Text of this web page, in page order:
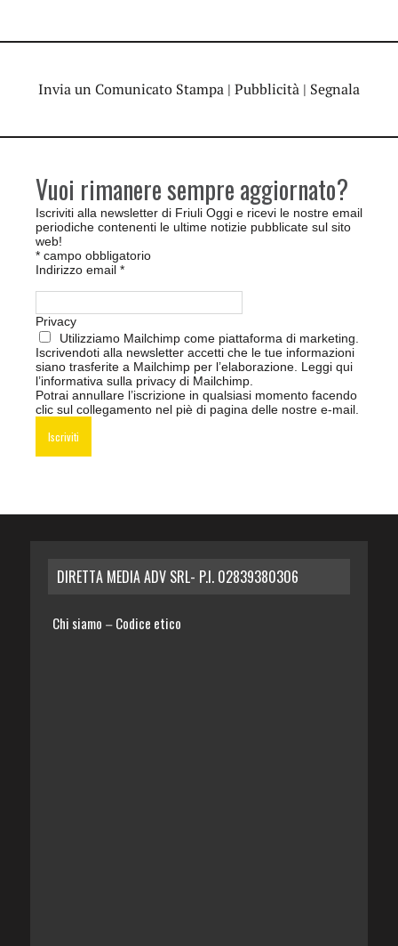
Invia un Comunicato Stampa | Pubblicità | Segnala
Vuoi rimanere sempre aggiornato?
Iscriviti alla newsletter di Friuli Oggi e ricevi le nostre email
periodiche contenenti le ultime notizie pubblicate sul sito
web!
* campo obbligatorio
Indirizzo email *
Privacy
Utilizziamo Mailchimp come piattaforma di marketing.
Iscrivendoti alla newsletter accetti che le tue informazioni
siano trasferite a Mailchimp per l’elaborazione. Leggi qui
l’informativa sulla privacy di Mailchimp
Potrai annullare l’iscrizione in qualsiasi momento facendo
clic sul collegamento nel piè di pagina delle nostre e-mail.
DIRETTA MEDIA ADV SRL- P.I. 02839380306
Chi siamo – Codice etico